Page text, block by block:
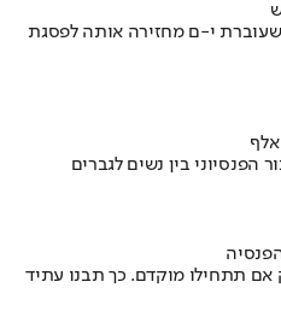
י-ם מחזירה אותה לפסגת
הפנסיוני בין נשים לגברים
אם תתחילו מוקדם. כך תבנו עתיד